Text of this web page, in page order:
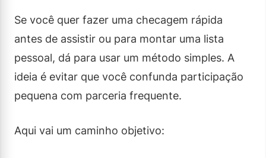
Se você quer fazer uma checagem rápida
antes de assistir ou para montar uma lista
pessoal, dá para usar um método simples. A
ideia é evitar que você confunda participação
pequena com parceria frequente.
Aqui vai um caminho objetivo: